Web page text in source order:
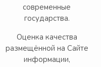
современные
государства.
Оценка качества
размещённой на Сайте
информации,